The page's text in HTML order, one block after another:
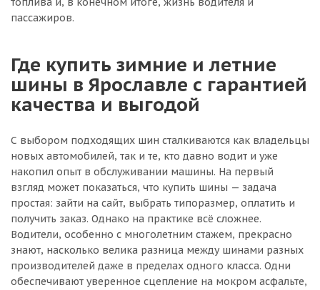
пассажиров.
Где купить зимние и летние
шины в Ярославле с гарантией
качества и выгодой
С выбором подходящих шин сталкиваются как владельцы
новых автомобилей, так и те, кто давно водит и уже
накопил опыт в обслуживании машины. На первый
взгляд может показаться, что купить шины — задача
простая: зайти на сайт, выбрать типоразмер, оплатить и
получить заказ. Однако на практике всё сложнее.
Водители, особенно с многолетним стажем, прекрасно
знают, насколько велика разница между шинами разных
производителей даже в пределах одного класса. Одни
обеспечивают уверенное сцепление на мокром асфальте,